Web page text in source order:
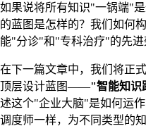
如果说将所有知识"一锅端"
的蓝图是怎样的？我们如何
能"分诊"和"专科治疗"的先进
在下一篇文章中，我们将正
顶层设计蓝图——"智能知识
述这个"企业大脑"是如何运
调度师一样，为不同类型的